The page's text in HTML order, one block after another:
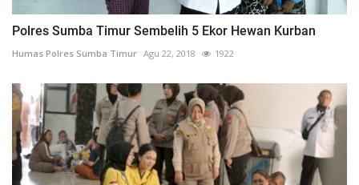
Polres Sumba Timur Sembelih 5 Ekor Hewan Kurban
Humas Polres Sumba Timur Agu 22, 2018 1922